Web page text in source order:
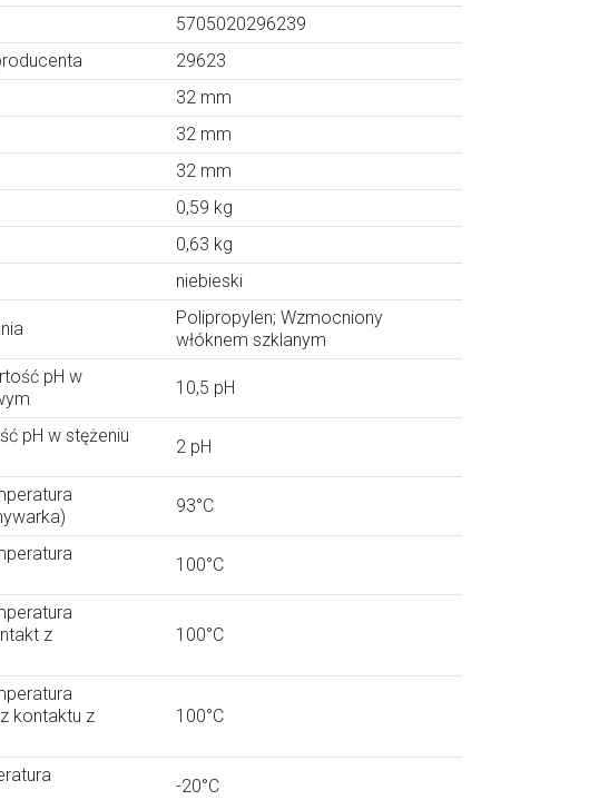
5705020296239
29623
32 mm
32 mm
32 mm
0,59 kg
0,63 kg
niebieski
Polipropylen; Wzmocniony
włóknem szklanym
pH w
10,5 pH
pH w stężeniu
2 pH
93°C
100°C
z
100°C
kontaktu z
100°C
-20°C